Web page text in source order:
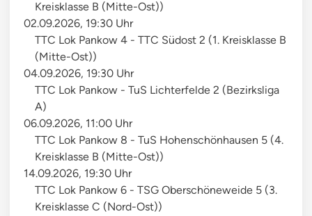
Kreisklasse B (Mitte-Ost))
02.09.2026, 19:30 Uhr
TTC Lok Pankow 4 - TTC Südost 2 (1. Kreisklasse B
(Mitte-Ost))
04.09.2026, 19:30 Uhr
TTC Lok Pankow - TuS Lichterfelde 2 (Bezirksliga
A)
06.09.2026, 11:00 Uhr
TTC Lok Pankow 8 - TuS Hohenschönhausen 5 (4.
Kreisklasse B (Mitte-Ost))
14.09.2026, 19:30 Uhr
TTC Lok Pankow 6 - TSG Oberschöneweide 5 (3.
Kreisklasse C (Nord-Ost))